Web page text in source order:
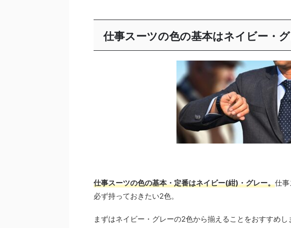
仕事スーツの色の基本はネイビー・
仕事スーツの色の基本・定番はネイビー(紺)・グレー。仕
必ず持っておきたい2色。
まずはネイビー・グレーの2色から揃えることをおすすめし